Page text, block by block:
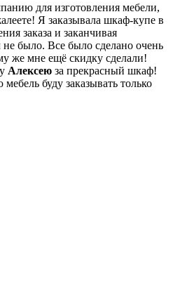
для изготовления мебели,
Я заказывала шкаф-купе в
заказа и заканчивая
было. Все было сделано очень
же мне ещё скидку сделали!
Алексею за прекрасный шкаф!
буду заказывать только